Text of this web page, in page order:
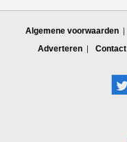
Algemene voorwaarden
Adverteren
Contact